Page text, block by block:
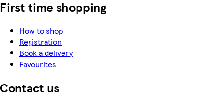
First time shopping
How to shop
Registration
Book a delivery
Favourites
Contact us